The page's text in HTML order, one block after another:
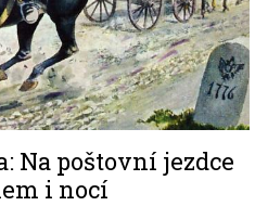
Na poštovní jezdce
i nocí